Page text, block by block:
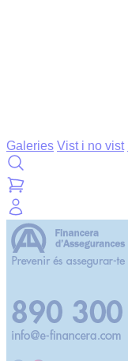
Galeries Vist i no vist